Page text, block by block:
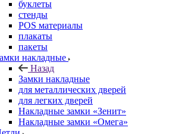
буклеты
стенды
POS материалы
плакаты
пакеты
накладные
Назад
Замки накладные
для металлических дверей
для легких дверей
Накладные замки «Зенит»
Накладные замки «Омега»